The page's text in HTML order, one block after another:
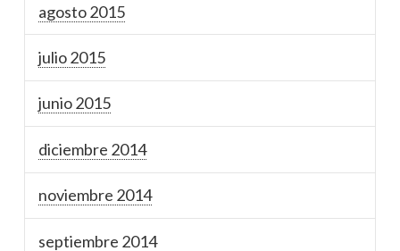
agosto 2015
julio 2015
junio 2015
diciembre 2014
noviembre 2014
septiembre 2014